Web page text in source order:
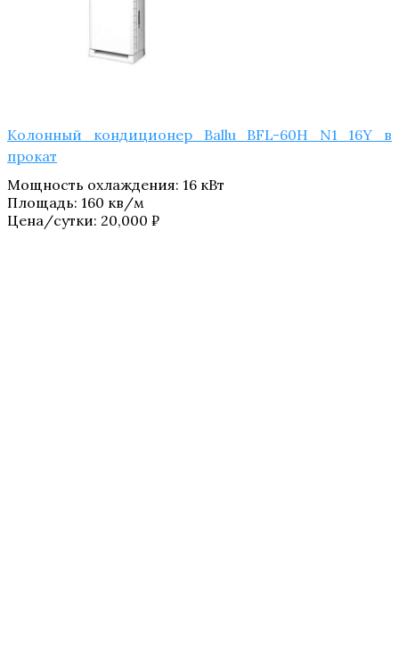
Колонный кондиционер Ballu BFL-60H N1_​16Y в
прокат
Мощность охлаждения: 16 кВт
Площадь: 160 кв/м
Цена/сутки: 20,000 ₽